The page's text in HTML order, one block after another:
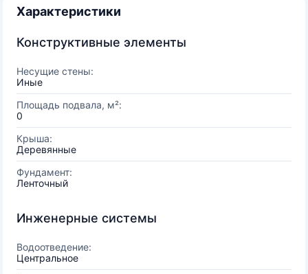
Характеристики
Конструктивные элементы
Несущие стены:
Иные
Площадь подвала, м²:
0
Крыша:
Деревянные
Фундамент:
Ленточный
Инженерные системы
Водоотведение:
Центральное